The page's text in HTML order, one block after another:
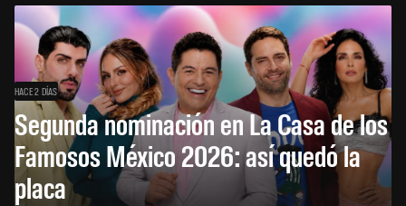
HACE 2 DÍAS
Segunda nominación en La Casa de los
Famosos México 2026: así quedó la
placa